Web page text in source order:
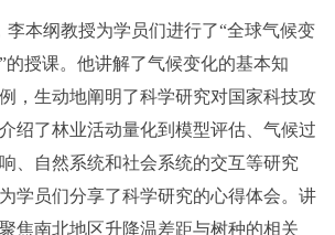
李本纲教授为学员们进行了“全球气候变
的授课。他讲解了气候变化的基本知
，生动地阐明了科学研究对国家科技攻
绍了林业活动量化到模型评估、气候过
、自然系统和社会系统的交互等研究
学员们分享了科学研究的心得体会。讲
焦南北地区升降温差距与树种的相关